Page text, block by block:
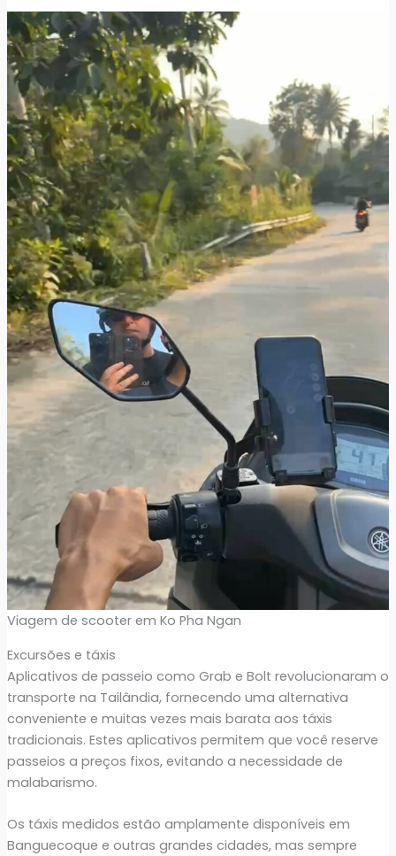
Viagem de scooter em Ko Pha Ngan
Excursões e táxis
Aplicativos de passeio como Grab e Bolt revolucionaram o
transporte na Tailândia, fornecendo uma alternativa
conveniente e muitas vezes mais barata aos táxis
tradicionais. Estes aplicativos permitem que você reserve
passeios a preços fixos, evitando a necessidade de
malabarismo.
Os táxis medidos estão amplamente disponíveis em
Banguecoque e outras grandes cidades, mas sempre